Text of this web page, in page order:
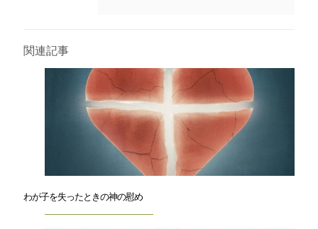
関連記事
わが子を失ったときの神の慰め